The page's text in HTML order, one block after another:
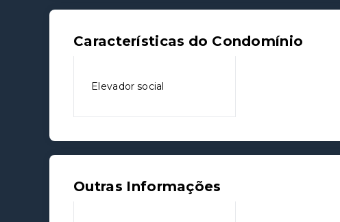
Características do Condomínio
Elevador social
Outras Informações